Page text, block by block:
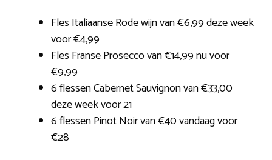
Fles Italiaanse Rode wijn van €6,99 deze week
voor €4,99
Fles Franse Prosecco van €14,99 nu voor
€9,99
6 flessen Cabernet Sauvignon van €33,00
deze week voor 21
6 flessen Pinot Noir van €40 vandaag voor
€28